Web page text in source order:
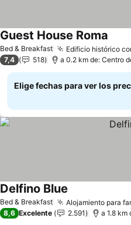
Bed & Breakfast Edificio histórico
Guest House Roma
7,4 518 a 0.2 km de: Centro
Elige fechas para ver los
Bed & Breakfast Alojamiento para
Delfino Blue
8,6 Excelente 2.591 a 1.8 km